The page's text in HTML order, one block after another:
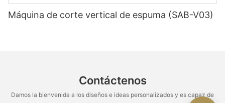
Máquina de corte vertical de espuma (SAB-V03)
Contáctenos
Damos la bienvenida a los diseños e ideas personalizados y es capaz de